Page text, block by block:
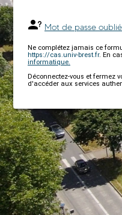
Mot de passe
Ne complétez jamais ce
https://cas.univ-brest.fr. En
informatique.
Déconnectez-vous et fermez
d'accéder aux services